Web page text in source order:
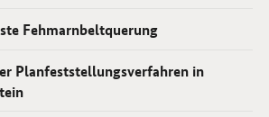
Fehmarnbeltquerung
Planfeststellungsverfahren in